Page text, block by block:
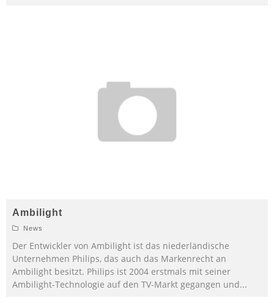
Ambilight
News
Der Entwickler von Ambilight ist das niederländische
Unternehmen Philips, das auch das Markenrecht an
Ambilight besitzt. Philips ist 2004 erstmals mit seiner
Ambilight-Technologie auf den TV-Markt gegangen und...